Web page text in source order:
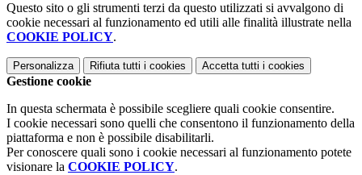
Questo sito o gli strumenti terzi da questo utilizzati si avvalgono di
cookie necessari al funzionamento ed utili alle finalità illustrate nella
COOKIE POLICY.
Personalizza Rifiuta tutti i cookies Accetta tutti i cookies
Gestione cookie
In questa schermata è possibile scegliere quali cookie consentire.
I cookie necessari sono quelli che consentono il funzionamento della
piattaforma e non è possibile disabilitarli.
Per conoscere quali sono i cookie necessari al funzionamento potete
visionare la COOKIE POLICY.